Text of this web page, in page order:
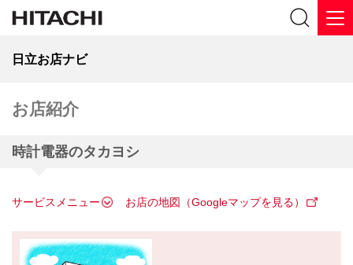
日立お店ナビ
お店紹介
時計電器のタカヨシ
サービスメニュー お店の地図（Googleマップを見る）